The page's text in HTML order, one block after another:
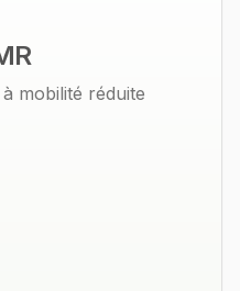
mobilité réduite